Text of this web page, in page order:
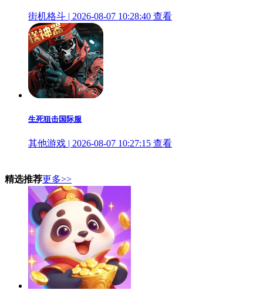
街机格斗 | 2026-08-07 10:28:40 查看
生死狙击国际服
其他游戏 | 2026-08-07 10:27:15 查看
精选推荐更多>>